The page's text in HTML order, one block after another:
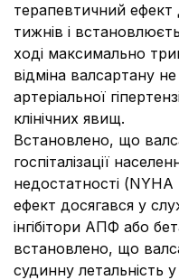
терапевтичний ефект
тижнів і
ході максимально
відміна валсартану
артеріальної
клінічних явищ.
Встановлено, що
госпіталізації
недостатності (NYHA
ефект досягався у
інгібітори АПФ або
встановлено, що
судинну летальність у